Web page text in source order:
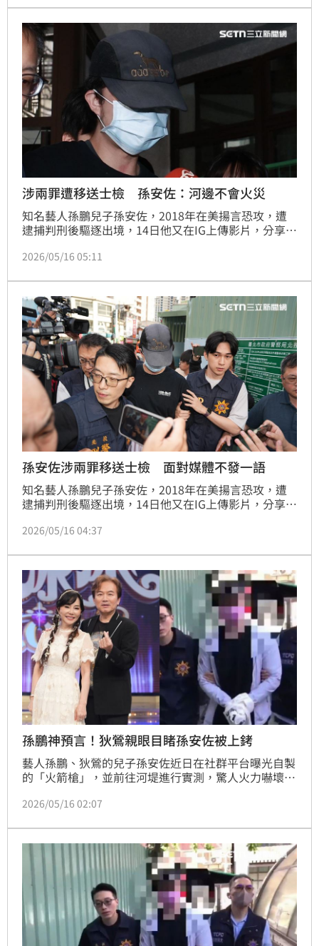
《槍砲彈藥刀械管制條例》等罪，且有再犯之虞，向法
院聲請羈押。
涉兩罪遭移送士檢 孫安佐：河邊不會火災
知名藝人孫鵬兒子孫安佐，2018年在美揚言恐攻，遭
逮捕判刑後驅逐出境，14日他又在IG上傳影片，分享自
辦，循線將孫安佐拘提到案；據了解，孫安佐面對警方
人刻意挑選河邊測試，並不認為自己會引起火災。
2026/05/16 05:11
孫安佐涉兩罪移送士檢 面對媒體不發一語
知名藝人孫鵬兒子孫安佐，2018年在美揚言恐攻，遭
逮捕判刑後驅逐出境，14日他又在IG上傳影片，分享自
辦，循線將孫安佐拘提到案；稍早北投分局偵訊結束
眾等罪嫌移送法辦，孫安佐面對媒體詢問時，全程低著
頭不發一語。
2026/05/16 04:37
孫鵬神預言！狄鶯親眼目睹孫安佐被上銬
藝人孫鵬、狄鶯的兒子孫安佐近日在社群平台曝光自製
的「火箭槍」，並前往河堤進行實測，驚人火力嚇壞不
的住處執行搜索，並將孫安佐帶回警局釐清相關情況，
記者會時才說希望兒子「乖一點」，未料今就傳出孫安
佐再度進警局。宋亭誼報導
2026/05/16 02:07